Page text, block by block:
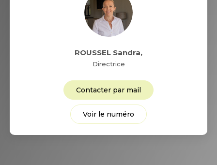
ROUSSEL Sandra,
Directrice
Contacter par mail
Voir le numéro